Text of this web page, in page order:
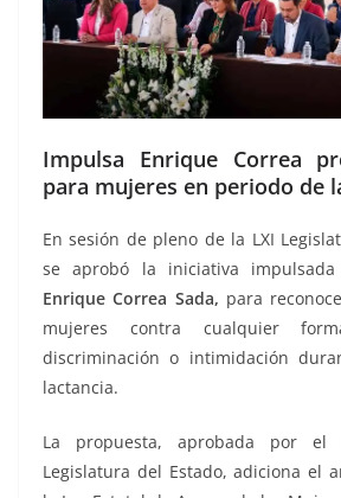
Impulsa Enrique Correa
para mujeres en periodo de
En sesión de pleno de la LXI
se aprobó la iniciativa
Enrique Correa Sada, para
mujeres contra cualquier
discriminación o intimidación
lactancia.
La propuesta, aprobada por el
Legislatura del Estado, adiciona el